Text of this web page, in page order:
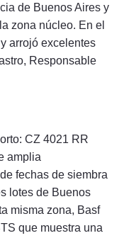
de Buenos Aires y
zona núcleo. En el
arrojó excelentes
Responsable
CZ 4021 RR
amplia
fechas de siembra
lotes de Buenos
misma zona, Basf
que muestra una